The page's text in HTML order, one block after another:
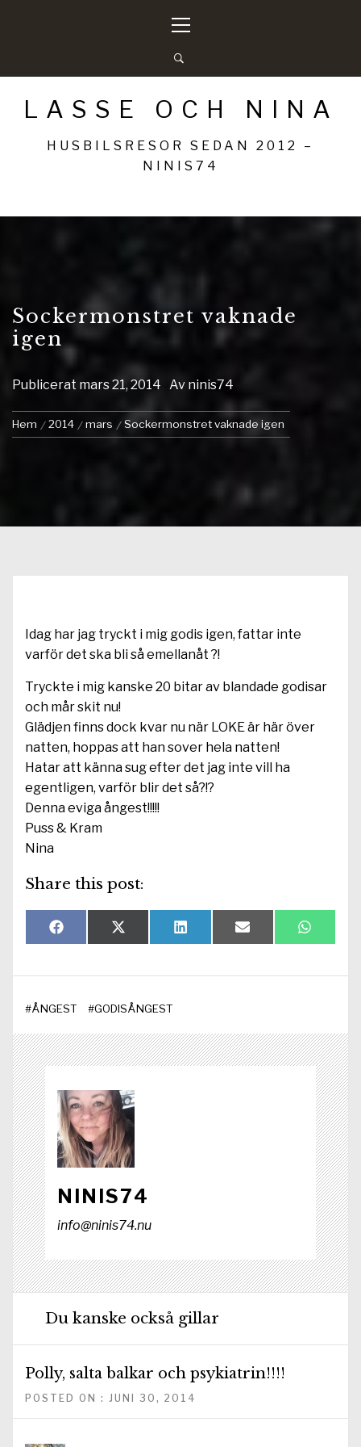
meny
LASSE OCH NINA
HUSBILSRESOR SEDAN 2012 –
NINIS74
Sockermonstret vaknade
igen
Publicerat mars 21, 2014 Av ninis74
Hem 2014 mars Sockermonstret vaknade igen
Idag har jag tryckt i mig godis igen, fattar inte
varför det ska bli så emellanåt ?!
Tryckte i mig kanske 20 bitar av blandade godisar
och mår skit nu!
Glädjen finns dock kvar nu när LOKE är här över
natten, hoppas att han sover hela natten!
Hatar att känna sug efter det jag inte vill ha
egentligen, varför blir det så?!?
Denna eviga ångest!!!!!
Puss & Kram
Nina
Share this post:
Dela
på
F
a
e
o
Dela
på
X
(
w
t
r
)
Dela
på
L
i
k
Dela
på
E
-
o
Dela
på
W
h
t
#ÅNGEST #GODISÅNGEST
NINIS74
info@ninis74.nu
Du kanske också gillar
Polly, salta balkar och psykiatrin!!!!
POSTED ON : JUNI 30, 2014